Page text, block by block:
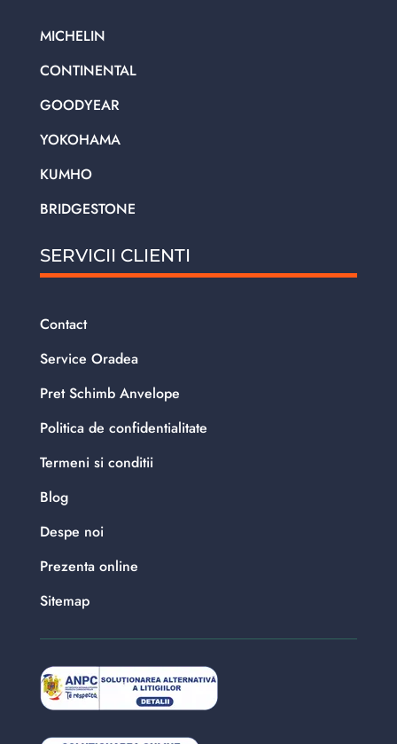
MICHELIN
CONTINENTAL
GOODYEAR
YOKOHAMA
KUMHO
BRIDGESTONE
SERVICII CLIENTI
Contact
Service Oradea
Pret Schimb Anvelope
Politica de confidentialitate
Termeni si conditii
Blog
Despe noi
Prezenta online
Sitemap